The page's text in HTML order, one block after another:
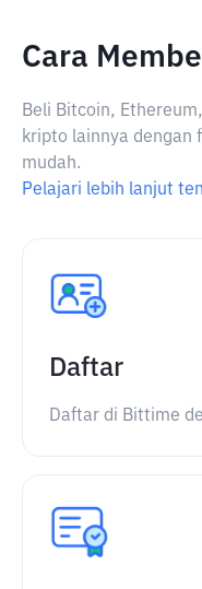
Cara
Beli Bitcoin,
kripto lainnya dengan
mudah.
Pelajari lebih lanjut
Daftar
Daftar di Bittime